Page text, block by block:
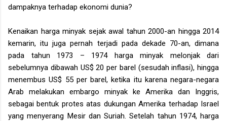
dampaknya terhadap ekonomi dunia?
Kenaikan harga minyak sejak awal tahun 2000-an hingga 2014
kemarin, itu juga pernah terjadi pada dekade 70-an, dimana
pada tahun 1973 – 1974 harga minyak melonjak dari
sebelumnya dibawah US$ 20 per barel (sesudah inflasi), hingga
menembus US$ 55 per barel, ketika itu karena negara-negara
Arab melakukan embargo minyak ke Amerika dan Inggris,
sebagai bentuk protes atas dukungan Amerika terhadap Israel
yang menyerang Mesir dan Suriah. Setelah tahun 1974, harga